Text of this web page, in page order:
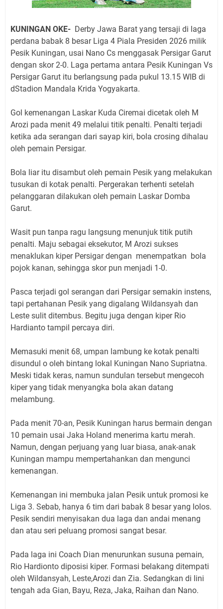
KUNINGAN OKE- Derby Jawa Barat yang tersaji di laga
perdana babak 8 besar Liga 4 Piala Presiden 2026 milik
Pesik Kuningan, usai Nano Cs menggasak Persigar Garut
dengan skor 2-0. Laga pertama antara Pesik Kuningan Vs
Persigar Garut itu berlangsung pada pukul 13.15 WIB di
dStadion Mandala Krida Yogyakarta.
Gol kemenangan Laskar Kuda Ciremai dicetak oleh M
Arozi pada menit 49 melalui titik penalti. Penalti terjadi
ketika ada serangan dari sayap kiri, bola crosing dihalau
oleh pemain Persigar.
Bola liar itu disambut oleh pemain Pesik yang melakukan
tusukan di kotak penalti. Pergerakan terhenti setelah
pelanggaran dilakukan oleh pemain Laskar Domba
Garut.
Wasit pun tanpa ragu langsung menunjuk titik putih
penalti. Maju sebagai eksekutor, M Arozi sukses
menaklukan kiper Persigar dengan menempatkan bola
pojok kanan, sehingga skor pun menjadi 1-0.
Pasca terjadi gol serangan dari Persigar semakin instens,
tapi pertahanan Pesik yang digalang Wildansyah dan
Leste sulit ditembus. Begitu juga dengan kiper Rio
Hardianto tampil percaya diri.
Memasuki menit 68, umpan lambung ke kotak penalti
disundul o oleh bintang lokal Kuningan Nano Supriatna.
Meski tidak keras, namun sundulan tersebut mengecoh
kiper yang tidak menyangka bola akan datang
melambung.
Pada menit 70-an, Pesik Kuningan harus bermain dengan
10 pemain usai Jaka Holand menerima kartu merah.
Namun, dengan perjuang yang luar biasa, anak-anak
Kuningan mampu mempertahankan dan mengunci
kemenangan.
Kemenangan ini membuka jalan Pesik untuk promosi ke
Liga 3. Sebab, hanya 6 tim dari babak 8 besar yang lolos.
Pesik sendiri menyisakan dua laga dan andai menang
dan atau seri peluang promosi sangat besar.
Pada laga ini Coach Dian menurunkan susuna pemain,
Rio Hardionto diposisi kiper. Formasi belakang ditempati
oleh Wildansyah, Leste,Arozi dan Zia. Sedangkan di lini
tengah ada Gian, Bayu, Reza, Jaka, Raihan dan Nano.